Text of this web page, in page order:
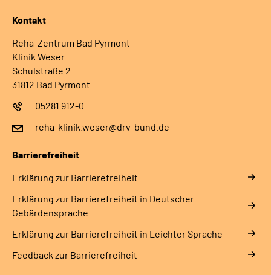
Kontakt
Reha-Zentrum Bad Pyrmont
Klinik Weser
Schulstraße 2
31812 Bad Pyrmont
05281 912-0
reha-klinik.weser@drv-bund.de
Barrierefreiheit
Erklärung zur Barrierefreiheit
Erklärung zur Barrierefreiheit in Deutscher
Gebärdensprache
Erklärung zur Barrierefreiheit in Leichter Sprache
Feedback zur Barrierefreiheit